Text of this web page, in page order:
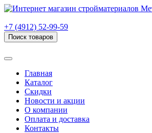
+7 (4912) 52-99-59
Поиск товаров
Главная
Каталог
Скидки
Новости и акции
О компании
Оплата и доставка
Контакты